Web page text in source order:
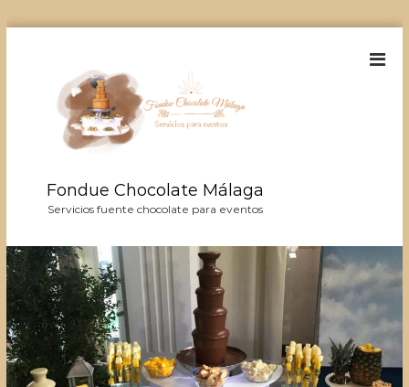
t
e
n
d
o
Fondue Chocolate Málaga
Servicios fuente chocolate para eventos